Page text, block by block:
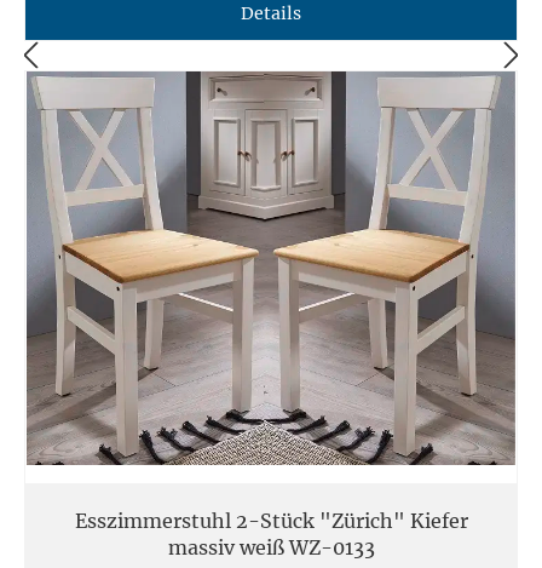
Details
Esszimmerstuhl 2-Stück "Zürich" Kiefer
massiv weiß WZ-0133